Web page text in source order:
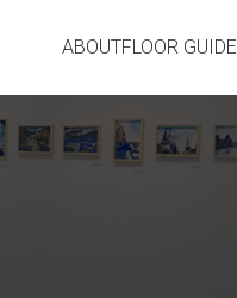
ABOUTFLOOR GUIDE